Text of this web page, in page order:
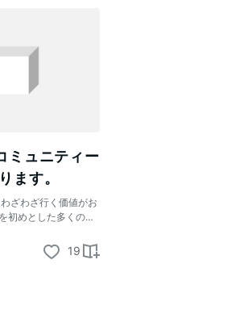
ミュニティー
ます。
ざわざ行く価値がお
初めとした多くのイ
ように鮮やかにひっ
中、4月1日からオン
19